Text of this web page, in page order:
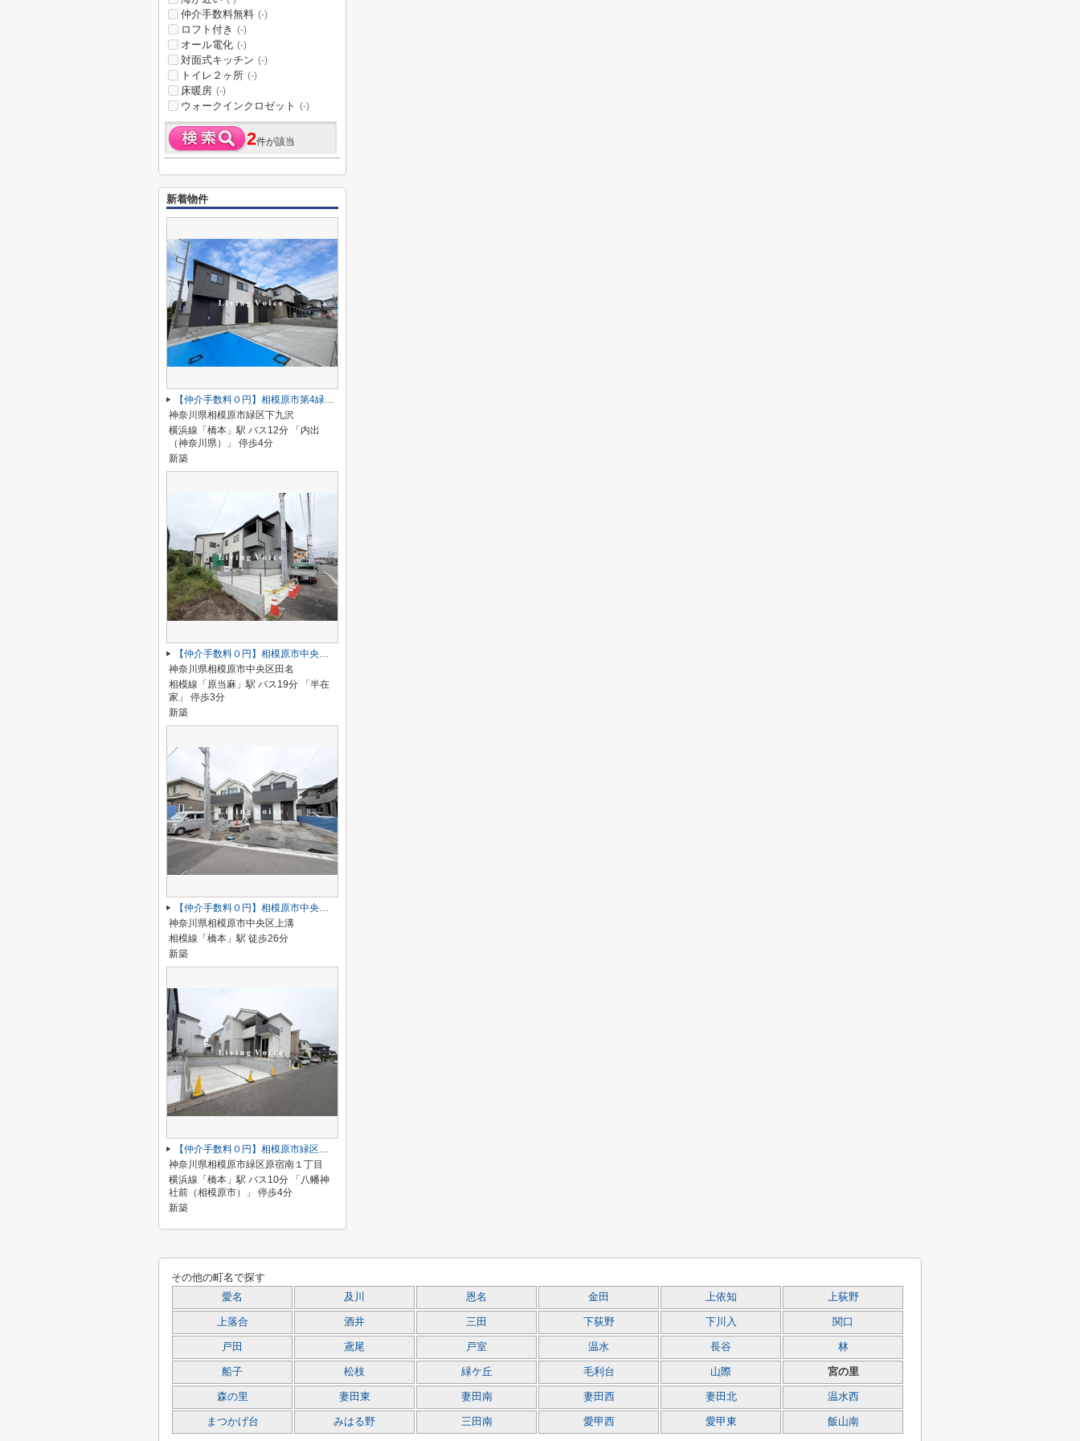
仲介手数料無料 (-)
ロフト付き (-)
オール電化 (-)
対面式キッチン (-)
トイレ２ヶ所 (-)
床暖房 (-)
ウォークインクロゼット (-)
2件が該当
新着物件
【仲介手数料０円】相模原市第4緑区下九沢 新築一戸建て 全4棟
神奈川県相模原市緑区下九沢
横浜線「橋本」駅 バス12分 「内出
（神奈川県）」 停歩4分
新築
【仲介手数料０円】相模原市中央区田名 新築一戸建て 全3棟
神奈川県相模原市中央区田名
相模線「原当麻」駅 バス19分 「半在
家」 停歩3分
新築
【仲介手数料０円】相模原市中央区上溝 新築一戸建て 全4棟
神奈川県相模原市中央区上溝
相模線「橋本」駅 徒歩26分
新築
【仲介手数料０円】相模原市緑区原宿南1丁目第1期 新築一戸建て 全7棟
神奈川県相模原市緑区原宿南１丁目
横浜線「橋本」駅 バス10分 「八幡神
社前（相模原市）」 停歩4分
新築
その他の町名で探す
愛名 及川 恩名 金田 上依知 上荻野
上落合 酒井 三田 下荻野 下川入 関口
戸田 鳶尾 戸室 温水 長谷 林
船子 松枝 緑ケ丘 毛利台 山際 宮の里
森の里 妻田東 妻田南 妻田西 妻田北 温水西
まつかげ台 みはる野 三田南 愛甲西 愛甲東 飯山南